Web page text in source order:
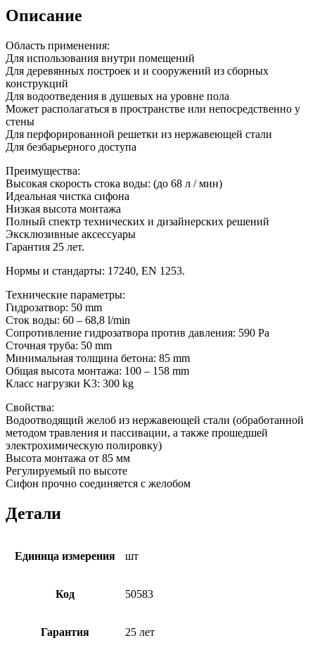
Описание
Область применения:
Для использования внутри помещений
Для деревянных построек и и сооружений из сборных
конструкций
Для водоотведения в душевых на уровне пола
Может располагаться в пространстве или непосредственно у
стены
Для перфорированной решетки из нержавеющей стали
Для безбарьерного доступа
Преимущества:
Высокая скорость стока воды: (до 68 л / мин)
Идеальная чистка сифона
Низкая высота монтажа
Полный спектр технических и дизайнерских решений
Эксклюзивные аксессуары
Гарантия 25 лет.
Нормы и стандарты: 17240, EN 1253.
Технические параметры:
Гидрозатвор: 50 mm
Сток воды: 60 – 68,8 l/min
Сопротивление гидрозатвора против давления: 590 Pa
Сточная труба: 50 mm
Минимальная толщина бетона: 85 mm
Общая высота монтажа: 100 – 158 mm
Класс нагрузки K3: 300 kg
Свойства:
Водоотводящий желоб из нержавеющей стали (обработанной
методом травления и пассивации, а также прошедшей
электрохимическую полировку)
Высота монтажа от 85 мм
Регулируемый по высоте
Сифон прочно соединяется с желобом
Детали
Единица измерения шт
Код 50583
Гарантия 25 лет